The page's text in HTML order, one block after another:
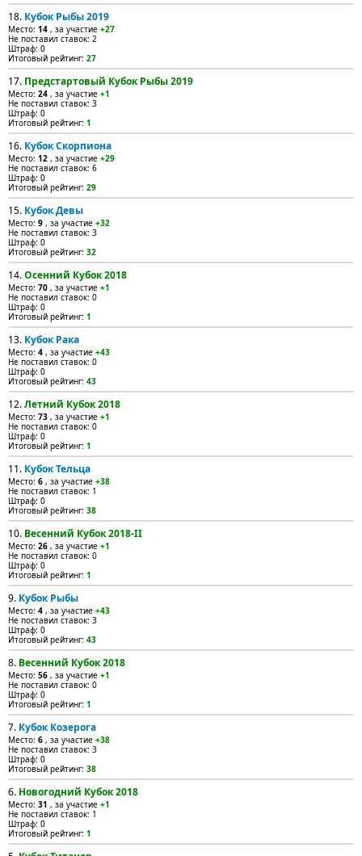
18. Кубок Рыбы 2019
Место: 14 , за участие +27
Не поставил ставок: 2
Штраф: 0
Итоговый рейтинг: 27
17. Предстартовый Кубок Рыбы 2019
Место: 24 , за участие +1
Не поставил ставок: 3
Штраф: 0
Итоговый рейтинг: 1
16. Кубок Скорпиона
Место: 12 , за участие +29
Не поставил ставок: 6
Штраф: 0
Итоговый рейтинг: 29
15. Кубок Девы
Место: 9 , за участие +32
Не поставил ставок: 3
Штраф: 0
Итоговый рейтинг: 32
14.Осенний Кубок 2018
Место: 70 , за участие +1
Не поставил ставок: 0
Штраф: 0
Итоговый рейтинг: 1
13. Кубок Рака
Место: 4 , за участие +43
Не поставил ставок: 0
Штраф: 0
Итоговый рейтинг: 43
12.Летний Кубок 2018
Место: 73 , за участие +1
Не поставил ставок: 0
Штраф: 0
Итоговый рейтинг: 1
11. Кубок Тельца
Место: 6 , за участие +38
Не поставил ставок: 1
Штраф: 0
Итоговый рейтинг: 38
10. Весенний Кубок 2018-II
Место: 26 , за участие +1
Не поставил ставок: 0
Штраф: 0
Итоговый рейтинг: 1
9. Кубок Рыбы
Место: 4 , за участие +43
Не поставил ставок: 3
Штраф: 0
Итоговый рейтинг: 43
8. Весенний Кубок 2018
Место: 56 , за участие +1
Не поставил ставок: 0
Штраф: 0
Итоговый рейтинг: 1
7. Кубок Козерога
Место: 6 , за участие +38
Не поставил ставок: 3
Штраф: 0
Итоговый рейтинг: 38
6. Новогодний Кубок 2018
Место: 31 , за участие +1
Не поставил ставок: 1
Штраф: 0
Итоговый рейтинг: 1